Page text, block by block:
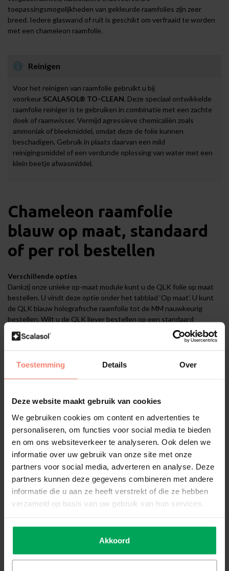
Toestemming Details Over
Deze website maakt gebruik van cookies
We gebruiken cookies om content en advertenties te
personaliseren, om functies voor social media te bieden
en om ons websiteverkeer te analyseren. Ook delen we
informatie over uw gebruik van onze site met onze
partners voor social media, adverteren en analyse. Deze
partners kunnen deze gegevens combineren met andere
informatie die u aan ze heeft verstrekt of die ze hebben
verzameld op basis van uw gebruik van hun services.
Akkoord
toepassingsmogelijkheden van gekleurde raamfolies zijn zeer
breed. Iedere glaswand of ruit is geschikt om verfraaid te worden
met een chameleon raamfolie.
Reinigen
Voor het reinigen van raamfolie gebruikt u bij
voorkeur SCALASOL® TO-CLEAN. Deze speciaal ontwikkelde
raamfolie reiniger is te gebruiken in combinatie met een zachte
doek of raamwisser. Vermijd agressieve chemicaliën zoals
ammoniak of bleekmiddel, omdat deze de folie kunnen
beschadigen. Gebruik in plaats daarvan een mild
reinigingsmiddel of een verdunde oplossing van water met een
klein beetje afwasmiddel.
Chameleon raamfolie
blauw op maat, standaard
of per rol bestellen
Verschillende opties
Dankzij onze unieke op-maat module kunt u de QLK folie op maat
bestellen. U vindt deze optie onder het tabblad ‘Op maat’. U kunt
de QLK blauw holografische raamfolie tot de MM nauwkeurig
bestellen. Wilt u de QLK liever bestellen op een standaard
formaat? Dat is ook mogelijk, middels het tabblad ‘Standaard
formaat’. Indien u een groot project heeft, en de QLK liever per rol
tabbladen vindt u op deze product pagina.
Montage
Voorbereiding
Voordat u begint met het aanbrengen van de QLK dient u eerst de
nodige voorbereidingen te treffen. U dient het glas grondig te
reinigen metSCALASOL® TO-PREPAREen deSCALASOL®
.
Montage binnenzijde glas
De QLK wordt aangebracht aan de binnenzijde van het raam. De
glas.
HR glas